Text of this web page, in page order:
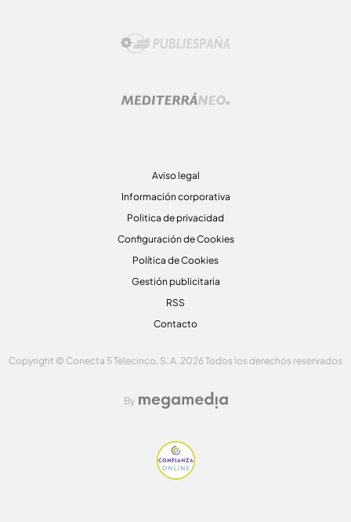
Aviso legal
Información corporativa
Politica de privacidad
Configuración de Cookies
Política de Cookies
Gestión publicitaria
RSS
Contacto
Copyright © Conecta 5 Telecinco, S. A. 2026 Todos los derechos reservados
By